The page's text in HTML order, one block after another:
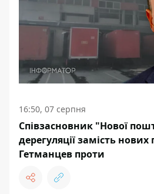
16:50, 07 серпня
Співзасновник "Нової
дерегуляції замість нових
Гетманцев проти